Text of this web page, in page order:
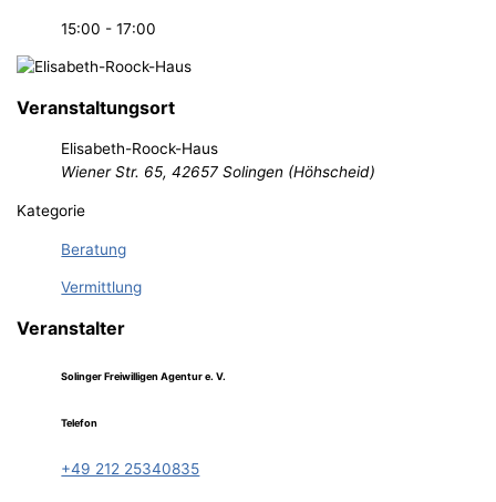
15:00 - 17:00
Veranstaltungsort
Elisabeth-Roock-Haus
Wiener Str. 65, 42657 Solingen (Höhscheid)
Kategorie
Beratung
Vermittlung
Veranstalter
Solinger Freiwilligen Agentur e. V.
Telefon
+49 212 25340835